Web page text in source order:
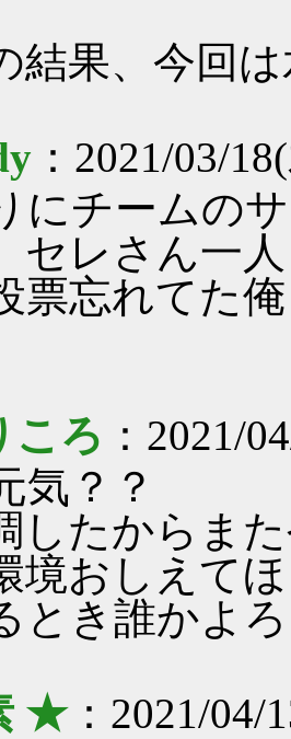
果、今回
：2021/03/
にチームの
セレさん一
忘れてた
ころ ：2021/
気？？
したからま
境おしえて
とき誰かよ
★：2021/04/